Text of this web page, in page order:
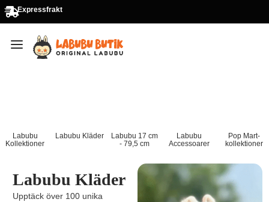
Expressfrakt
Labubu
Kollektioner
Labubu Kläder
Labubu 17 cm
- 79,5 cm
Labubu
Accessoarer
Pop Mart-
kollektioner
Labubu Kläder
Upptäck över 100 unika